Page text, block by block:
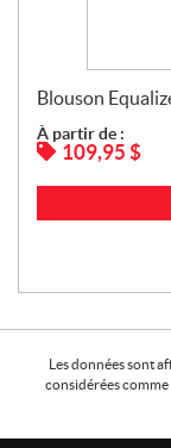
Blouson
À partir de :
109,95 $
Les données sont
considérées